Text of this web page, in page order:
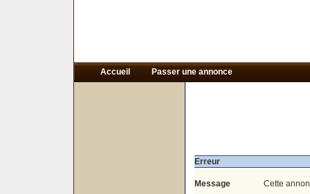
Accueil Passer une annonce
Erreur
Message Cette